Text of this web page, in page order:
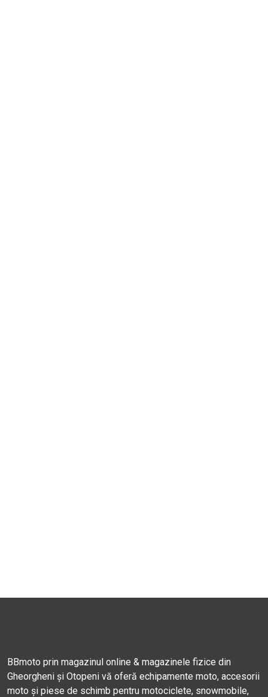
BBmoto prin magazinul online & magazinele fizice din
Gheorgheni și Otopeni vă oferă echipamente moto, accesorii
moto și piese de schimb pentru motociclete, snowmobile,